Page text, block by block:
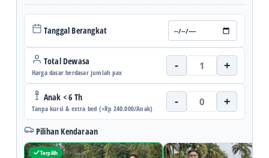
Tanggal Berangkat
Total Dewasa
Harga dasar berdasar jumlah pax
- +
Anak < 6 Th
Tanpa kursi & extra bed (+Rp 240.000/Anak)
- +
Pilihan Kendaraan
Terpilih